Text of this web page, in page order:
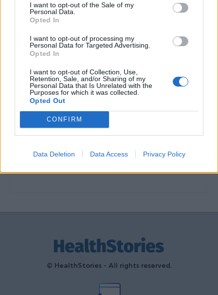
I want to opt-out of the Sale of my
Personal Data.
Opted In
I want to opt-out of processing my
Personal Data for Targeted Advertising.
Opted In
I want to opt-out of Collection, Use,
Retention, Sale, and/or Sharing of my
Personal Data that Is Unrelated with the
Purposes for which it was collected.
Opted Out
CONFIRM
Data Deletion Data Access Privacy Policy
Μεταπροπονητική πείνα: Ο λόγος
που θέλεις να καταβροχθίσεις τα
πάντα μετά την άσκηση
Ωρίων – Σπάνια νοσήματα
συνδέονται με μνημεία που
διαμόρφωσαν την ιστορία και το
πνεύμα της χώρας μας
27 Φεβρουαρίου 2026
Γεωργιάδης: Πολλαπλά οφέλη από
27 Φεβρουαρίου 2026
© HealthStories - All rights reserved.